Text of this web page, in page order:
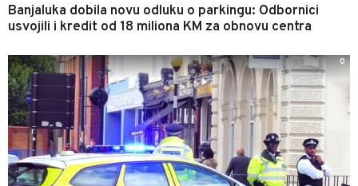
Banjaluka dobila novu odluku o parkingu: Odbornici
usvojili i kredit od 18 miliona KM za obnovu centra
0